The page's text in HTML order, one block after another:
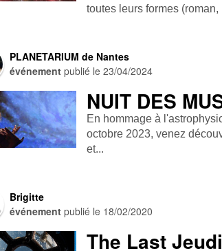
toutes leurs formes
PLANETARIUM de Nantes
événement publié le23/04/2024
NUIT DES
En hommage à
octobre 2023, venez
et...
Brigitte
événement publié le 18/02/2020
The Last Jeudi